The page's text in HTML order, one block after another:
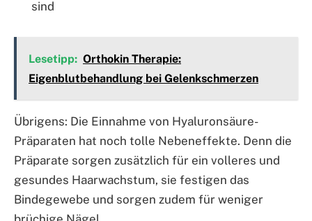
sind
Lesetipp: Orthokin Therapie:
Eigenblutbehandlung bei Gelenkschmerzen
Übrigens: Die Einnahme von Hyaluronsäure-
Präparaten hat noch tolle Nebeneffekte. Denn die
Präparate sorgen zusätzlich für ein volleres und
gesundes Haarwachstum, sie festigen das
Bindegewebe und sorgen zudem für weniger